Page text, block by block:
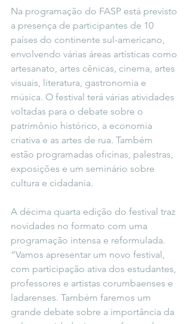
Na programação do FASP está previsto
a presença de participantes de 10
países do continente sul-americano,
envolvendo várias áreas artísticas como
artesanato, artes cênicas, cinema, artes
visuais, literatura, gastronomia e
música. O festival terá várias atividades
voltadas para o debate sobre o
patrimônio histórico, a economia
criativa e as artes de rua. Também
estão programadas oficinas, palestras,
exposições e um seminário sobre
cultura e cidadania.
A décima quarta edição do festival traz
novidades no formato com uma
programação intensa e reformulada.
“Vamos apresentar um novo festival,
com participação ativa dos estudantes,
professores e artistas corumbaenses e
ladarenses. Também faremos um
grande debate sobre a importância da